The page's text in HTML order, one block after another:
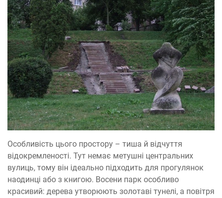
Особливість цього простору – тиша й відчуття
відокремленості. Тут немає метушні центральних
вулиць, тому він ідеально підходить для прогулянок
наодинці або з книгою. Восени парк особливо
красивий: дерева утворюють золотаві тунелі, а повітря